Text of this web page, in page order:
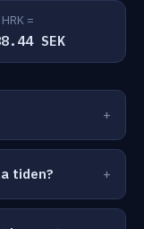
=
SEK
tiden?